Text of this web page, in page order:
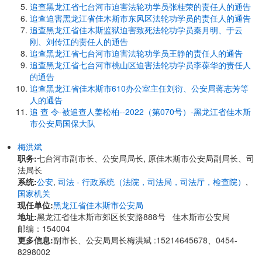
追查黑龙江省七台河市迫害法轮功学员张桂荣的责任人的通告
追查迫害黑龙江省佳木斯市东风区法轮功学员的责任人的通告
追查黑龙江省佳木斯监狱迫害致死法轮功学员秦月明、于云
刚、刘传江的责任人的通告
追查黑龙江省七台河市迫害法轮功学员王静的责任人的通告
追查黑龙江省七台河市桃山区迫害法轮功学员李葆华的责任人
的通告
追查黑龙江省佳木斯市610办公室主任刘衍、公安局蒋志芳等
人的通告
追 查 令-被追查人姜松柏--2022（第070号）-黑龙江省佳木斯
市公安局国保大队
梅洪斌
职务:七台河市副市长、公安局局长, 原佳木斯市公安局副局长、司
法局长
系统:公安, 司法 - 行政系统（法院，司法局，司法厅，检查院） ,
国家机关
现任单位:黑龙江省佳木斯市公安局
地址:黑龙江省佳木斯市郊区长安路888号 佳木斯市公安局
邮编：154004
更多信息:副市长、公安局局长梅洪斌 :15214645678、0454-
8298002